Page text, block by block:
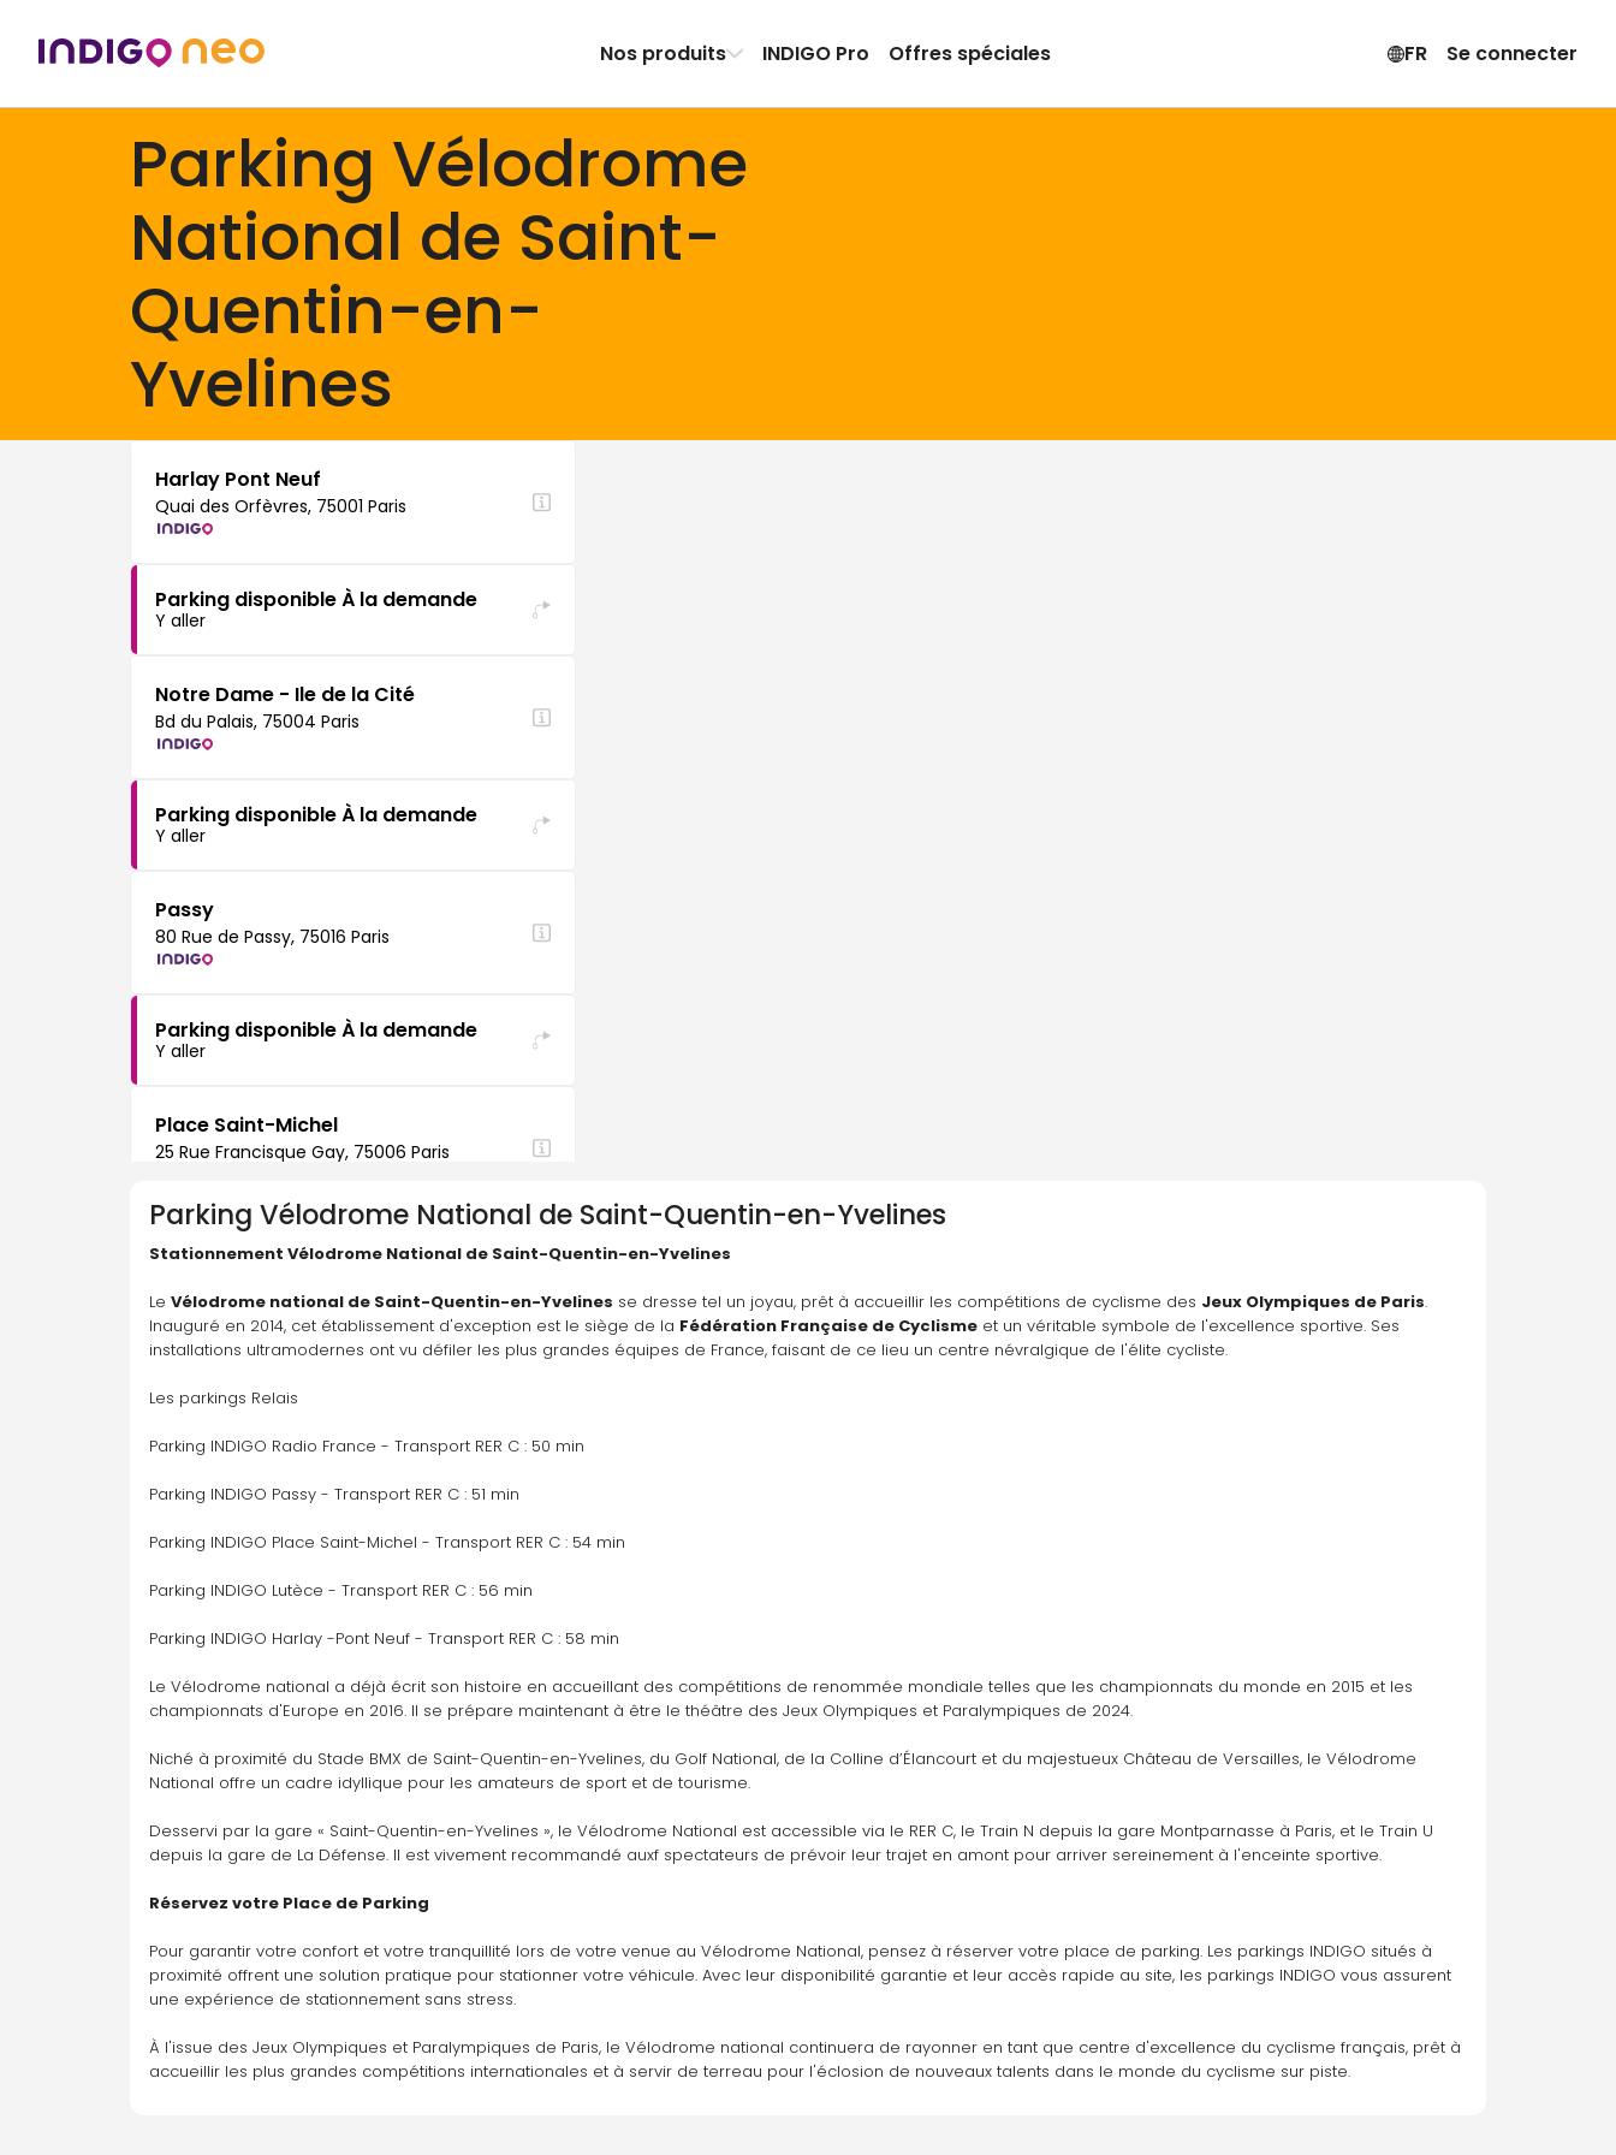
Nos produits INDIGO Pro Offres spéciales FR Se connecter
Parking Vélodrome
National de Saint-
Quentin-en-
Yvelines
Harlay Pont Neuf
Quai des Orfèvres, 75001 Paris
Parking disponible À la demande
Y aller
Notre Dame - Ile de la Cité
Bd du Palais, 75004 Paris
Parking disponible À la demande
Y aller
Passy
80 Rue de Passy, 75016 Paris
Parking disponible À la demande
Y aller
Place Saint-Michel
25 Rue Francisque Gay, 75006 Paris
Parking disponible À la demande
Y aller
Radio France
Parking disponible À la demande
Parking Vélodrome National de Saint-Quentin-en-Yvelines
Stationnement Vélodrome National de Saint-Quentin-en-Yvelines
Le Vélodrome national de Saint-Quentin-en-Yvelines se dresse tel un joyau, prêt à accueillir les compétitions de cyclisme des Jeux Olympiques de Paris.
Inauguré en 2014, cet établissement d'exception est le siège de la Fédération Française de Cyclisme et un véritable symbole de l'excellence sportive. Ses
installations ultramodernes ont vu défiler les plus grandes équipes de France, faisant de ce lieu un centre névralgique de l'élite cycliste.
Les parkings Relais
Parking INDIGO Radio France - Transport RER C : 50 min
Parking INDIGO Passy - Transport RER C : 51 min
Parking INDIGO Place Saint-Michel - Transport RER C : 54 min
Parking INDIGO Lutèce - Transport RER C : 56 min
Parking INDIGO Harlay -Pont Neuf - Transport RER C : 58 min
Le Vélodrome national a déjà écrit son histoire en accueillant des compétitions de renommée mondiale telles que les championnats du monde en 2015 et les
championnats d'Europe en 2016. Il se prépare maintenant à être le théâtre des Jeux Olympiques et Paralympiques de 2024.
Niché à proximité du Stade BMX de Saint-Quentin-en-Yvelines, du Golf National, de la Colline d’Élancourt et du majestueux Château de Versailles, le Vélodrome
National offre un cadre idyllique pour les amateurs de sport et de tourisme.
Desservi par la gare « Saint-Quentin-en-Yvelines », le Vélodrome National est accessible via le RER C, le Train N depuis la gare Montparnasse à Paris, et le Train U
depuis la gare de La Défense. Il est vivement recommandé auxf spectateurs de prévoir leur trajet en amont pour arriver sereinement à l'enceinte sportive.
Réservez votre Place de Parking
Pour garantir votre confort et votre tranquillité lors de votre venue au Vélodrome National, pensez à réserver votre place de parking. Les parkings INDIGO situés à
proximité offrent une solution pratique pour stationner votre véhicule. Avec leur disponibilité garantie et leur accès rapide au site, les parkings INDIGO vous assurent
une expérience de stationnement sans stress.
À l'issue des Jeux Olympiques et Paralympiques de Paris, le Vélodrome national continuera de rayonner en tant que centre d'excellence du cyclisme français, prêt à
accueillir les plus grandes compétitions internationales et à servir de terreau pour l'éclosion de nouveaux talents dans le monde du cyclisme sur piste.